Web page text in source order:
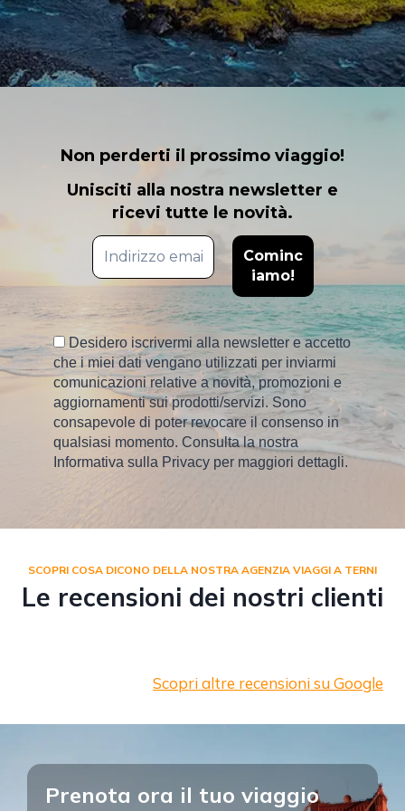
Non perderti il prossimo viaggio!
Unisciti alla nostra newsletter e
ricevi tutte le novità.
Desidero iscrivermi alla newsletter e accetto
che i miei dati vengano utilizzati per inviarmi
comunicazioni relative a novità, promozioni e
aggiornamenti sui prodotti/servizi. Sono
consapevole di poter revocare il consenso in
qualsiasi momento. Consulta la nostra
Informativa sulla Privacy per maggiori dettagli.
SCOPRI COSA DICONO DELLA NOSTRA AGENZIA VIAGGI A TERNI
Le recensioni dei nostri clienti
Scopri altre recensioni su Google
Prenota ora il tuo viaggio